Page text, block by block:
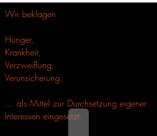
Wir beklagen
Hunger,
Krankheit,
Verzweiflung,
Verunsicherung.
... als Mittel zur Durchsetzung eigener
Interessen eingesetzt.